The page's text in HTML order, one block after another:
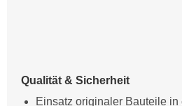
Qualität & Sicherheit
Einsatz originaler Bauteile in